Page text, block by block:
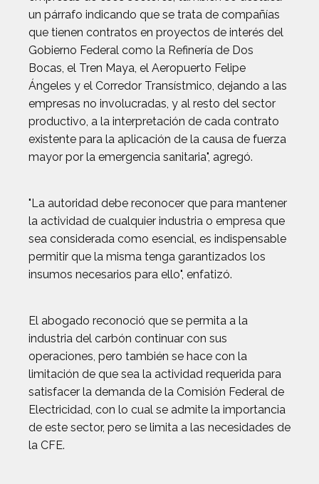
un párrafo indicando que se trata de compañías
que tienen contratos en proyectos de interés del
Gobierno Federal como la Refinería de Dos
Bocas, el Tren Maya, el Aeropuerto Felipe
Ángeles y el Corredor Transístmico, dejando a las
empresas no involucradas, y al resto del sector
productivo, a la interpretación de cada contrato
existente para la aplicación de la causa de fuerza
mayor por la emergencia sanitaria", agregó.
"La autoridad debe reconocer que para mantener
la actividad de cualquier industria o empresa que
sea considerada como esencial, es indispensable
permitir que la misma tenga garantizados los
insumos necesarios para ello", enfatizó.
El abogado reconoció que se permita a la
industria del carbón continuar con sus
operaciones, pero también se hace con la
limitación de que sea la actividad requerida para
satisfacer la demanda de la Comisión Federal de
Electricidad, con lo cual se admite la importancia
de este sector, pero se limita a las necesidades de
la CFE.